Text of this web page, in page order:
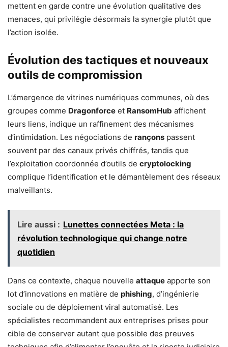
mettent en garde contre une évolution qualitative des
menaces, qui privilégie désormais la synergie plutôt que
l’action isolée.
Évolution des tactiques et nouveaux
outils de compromission
L’émergence de vitrines numériques communes, où des
groupes comme Dragonforce et RansomHub affichent
leurs liens, indique un raffinement des mécanismes
d’intimidation. Les négociations de rançons passent
souvent par des canaux privés chiffrés, tandis que
l’exploitation coordonnée d’outils de cryptolocking
complique l’identification et le démantèlement des réseaux
malveillants.
Lire aussi : Lunettes connectées Meta : la
révolution technologique qui change notre
quotidien
Dans ce contexte, chaque nouvelle attaque apporte son
lot d’innovations en matière de phishing, d’ingénierie
sociale ou de déploiement viral automatisé. Les
spécialistes recommandent aux entreprises prises pour
cible de conserver autant que possible des preuves